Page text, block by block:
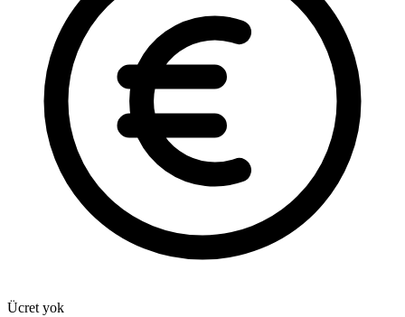
Ücret yok